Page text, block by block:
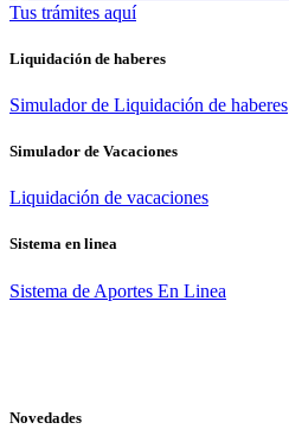
Tus trámites aquí
Liquidación de haberes
Simulador de Liquidación de haberes
Simulador de Vacaciones
Liquidación de vacaciones
Sistema en linea
Sistema de Aportes En Linea
Novedades